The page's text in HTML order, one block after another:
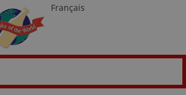
Français